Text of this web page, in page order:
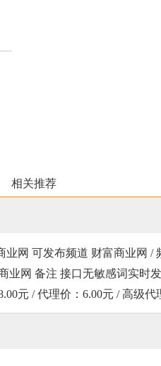
相关推荐
业网 可发布频道 财富商业网
业网 备注 接口无敏感词实时
元 / 代理价：6.00元 / 高级